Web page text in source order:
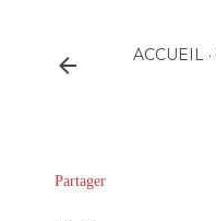
ACCUEIL
Partager